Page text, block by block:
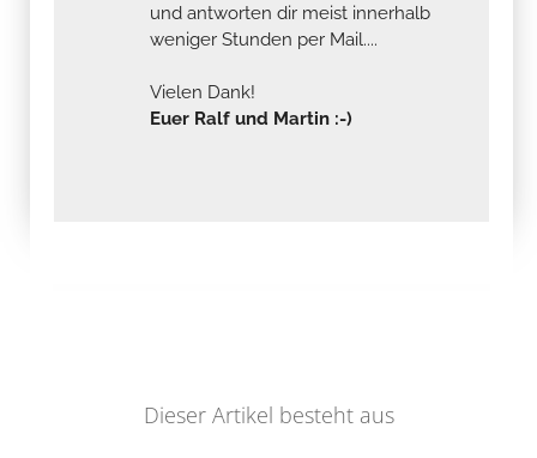
und antworten dir meist innerhalb
weniger Stunden per Mail....
Vielen Dank!
Euer Ralf und Martin :-)
Dieser Artikel besteht aus